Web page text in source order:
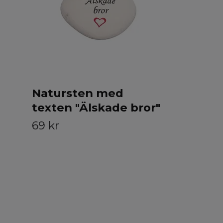
Natursten med
texten "Älskade bror"
69 kr